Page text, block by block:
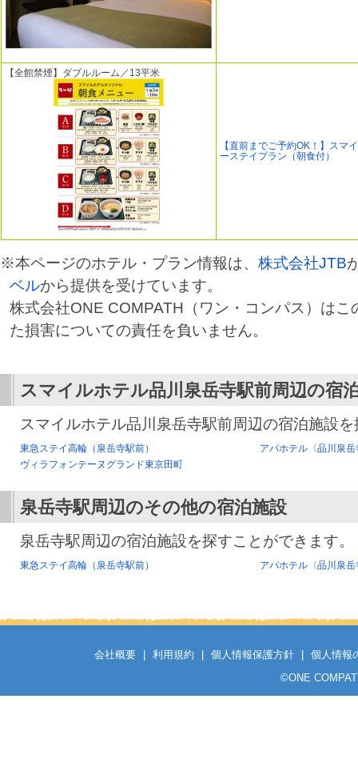
【全館禁煙】ダブルルーム／13平米
【直前までご予約OK！】スマ
ーステイプラン（朝食付）
※本ページのホテル・プラン情報は、 株式会社JTB
ベルから提供を受けています。
株式会社ONE COMPATH（ワン・コンパス）はこ
た損害についての責任を負いません。
スマイルホテル品川泉岳寺駅前周辺の宿
スマイルホテル品川泉岳寺駅前周辺の宿泊施設
東急ステイ高輪（泉岳寺駅前）
アパホテル〈品川泉
ヴィラフォンテーヌグランド東京田町
泉岳寺駅周辺のその他の宿泊施設
泉岳寺駅周辺の宿泊施設を探すことができます。
東急ステイ高輪（泉岳寺駅前） アパホテル〈品川泉
会社概要 利用規約 個人情報保護方針
個人情報
©ONE